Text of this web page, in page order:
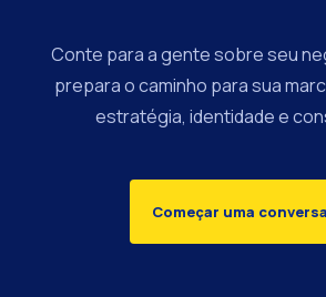
Conte para a gente sobre seu
prepara o caminho para sua
estratégia, identidade e
Começar uma conversa